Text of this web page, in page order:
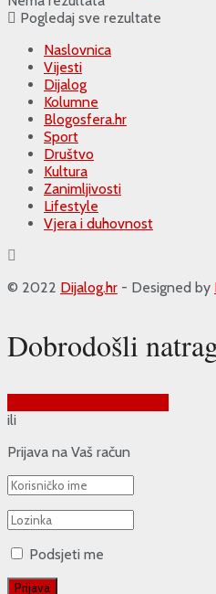
Pogledaj sve rezultate
Naslovnica
Vijesti
Dijalog
Kolumne
Blogosfera.hr
Sport
Društvo
Kultura
Zanimljivosti
Lifestyle
Vjera i duhovnost
© 2022 Dijalog.hr - Designed by
Dobrodošli
ili
Prijava na Vaš račun
Podsjeti me